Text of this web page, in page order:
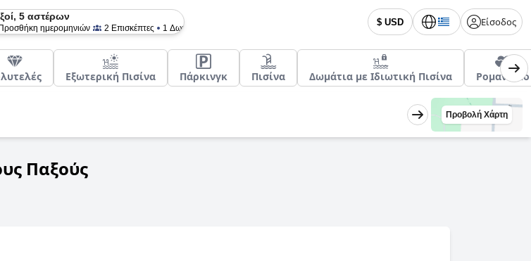
$ USD Είσοδος
5 αστέρων
Προσθήκη ημερομηνιών 2 Επισκέπτες 1 Δωμάτιο
Εξωτερική Πισίνα Πάρκινγκ Πισίνα Δωμάτια με Ιδιωτική Πισίνα Ρομαντικό
Προβολή Χάρτη
Παξούς